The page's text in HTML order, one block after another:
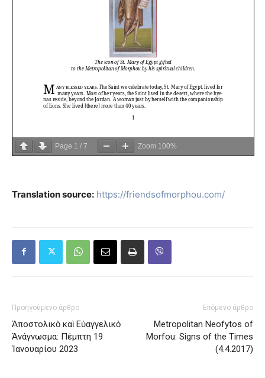
Page 1 / 7 Zoom 100%
Translation source: https://friendsofmorphou.com/
Προηγούμενο άρθρο
Ἀποστολικὸ καὶ Εὐαγγελικὸ
Ἀνάγνωσμα: Πέμπτη 19
Ἰανουαρίου 2023
Επόμενο άρθρο
Metropolitan Neofytos of
Morfou: Signs of the Times
(4.4.2017)